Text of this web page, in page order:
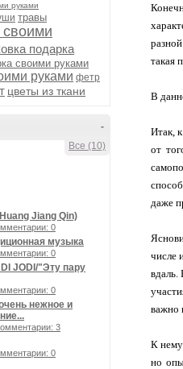
руками
травы
подарка
своими руками
руками фетр
цветы из ткани
-
Все (10)
Jiang Qin)
0
музыка
0
JODI/"Эту пару
0
нежное и
3
0
такая
В
Итак,
от
даже
числе
вдаль.
важно
К нему
но